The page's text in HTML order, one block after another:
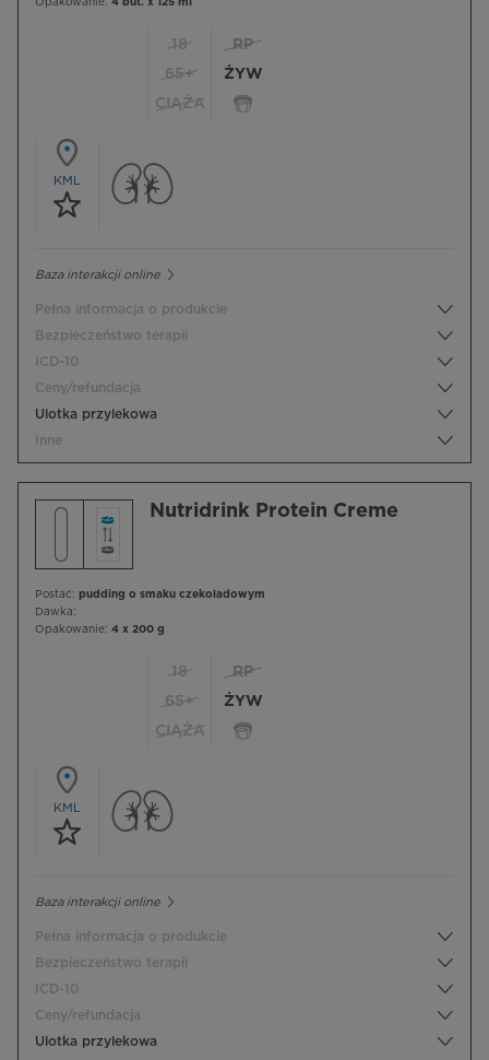
Opakowanie: 4 but. x 125 ml
18
65+
CIĄŻA
RP
ŻYW
KML
Baza interakcji online
Pełna informacja o produkcie
Bezpieczeństwo terapii
ICD-10
Ceny/refundacja
Ulotka przylekowa
Inne
Nutridrink Protein Creme
Postać: pudding o smaku czekoladowym
Dawka:
Opakowanie: 4 x 200 g
18
65+
CIĄŻA
RP
ŻYW
KML
Baza interakcji online
Pełna informacja o produkcie
Bezpieczeństwo terapii
ICD-10
Ceny/refundacja
Ulotka przylekowa